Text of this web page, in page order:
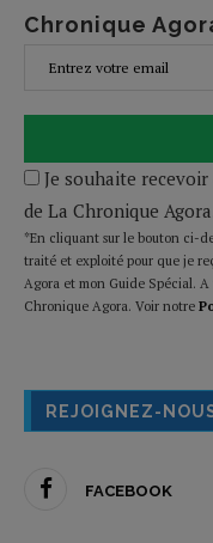
Chronique
Je souhaite
de La Chronique
*En cliquant sur le bouton ci-
traité et exploité pour que je
Agora et mon Guide Spécial.
Chronique Agora. Voir notre
REJOIGNEZ-
FACEBOOK